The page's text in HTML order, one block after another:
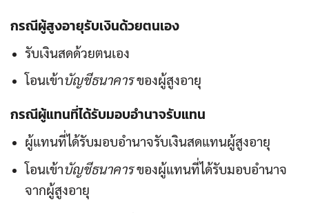
กรณีผู้สูงอายุรับเงินด้วยตนเอง
รับเงินสดด้วยตนเอง
โอนเข้าบัญชีธนาคารของผู้สูงอายุ
กรณีผู้แทนที่ได้รับมอบอำนาจรับแทน
ผู้แทนที่ได้รับมอบอำนาจรับเงินสดแทนผู้สูงอายุ
โอนเข้าบัญชีธนาคารของผู้แทนที่ได้รับมอบอำนาจ
จากผู้สูงอายุ